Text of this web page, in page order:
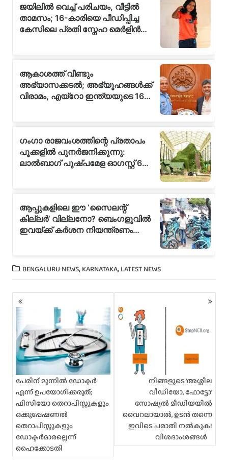
BENGALURU NEWS, KARNATAKA, LATEST NEWS
P
o
s
t
s
n
a
v
g
a
t
o
n
പേരിന് മുന്നിൽ ഡോക്ടർ
എന്ന് ഉപയോഗിക്കരുത്;
ഫിസിയോ തെറാപിസ്റ്റുകളും
ഒക്കുപ്പേഷണൽ
തെറാപിസ്റ്റുകളും
ഡോക്ടർമാരല്ലെന്ന്
ഹൈക്കോടതി
നിങ്ങളുടെ ‘അശ്ലീല
വീഡിയോ, ഫോട്ടോ’
സോഷ്യൽ മീഡിയയിൽ
വൈറലായാൽ, ഉടൻ തന്നെ
ഇവിടെ പരാതി നൽകുക!
വിശദാംശങ്ങള്‍